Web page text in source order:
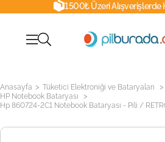
1500₺ Üzeri Alışverişlerde
Anasayfa > Tüketici Elektroniği ve Bataryaları >
HP Notebook Bataryası >
Hp 860724-2C1 Notebook Bataryası - Pili /